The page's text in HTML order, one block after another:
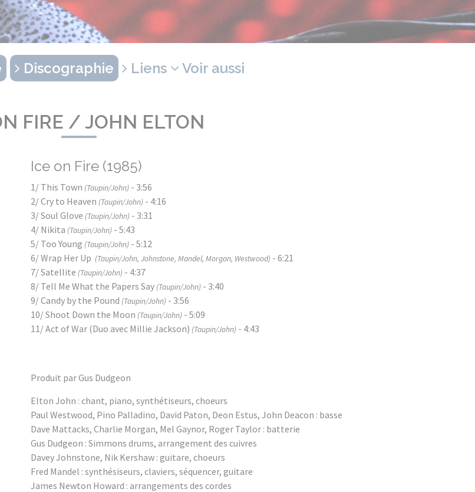
Discographie Liens Voir aussi
FIRE / JOHN ELTON
Ice on Fire (1985)
1/ This Town (Taupin/John) - 3:56
2/ Cry to Heaven (Taupin/John) - 4:16
3/ Soul Glove (Taupin/John) - 3:31
4/ Nikita (Taupin/John) - 5:43
5/ Too Young (Taupin/John) - 5:12
6/ Wrap Her Up (Taupin/John, Johnstone, Mandel, Morgan, Westwood) - 6:21
7/ Satellite (Taupin/John) - 4:37
8/ Tell Me What the Papers Say (Taupin/John) - 3:40
9/ Candy by the Pound (Taupin/John) - 3:56
10/ Shoot Down the Moon (Taupin/John) - 5:09
11/ Act of War (Duo avec Millie Jackson) (Taupin/John) - 4:43
Produit par Gus Dudgeon
Elton John : chant, piano, synthétiseurs, choeurs
Paul Westwood, Pino Palladino, David Paton, Deon Estus, John Deacon : basse
Dave Mattacks, Charlie Morgan, Mel Gaynor, Roger Taylor : batterie
Gus Dudgeon : Simmons drums, arrangement des cuivres
Davey Johnstone, Nik Kershaw : guitare, choeurs
Fred Mandel : synthésiseurs, claviers, séquencer, guitare
James Newton Howard : arrangements des cordes